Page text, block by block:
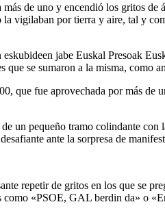
de uno y encendió los gritos
vigilaban por tierra y aire, tal y
jabe Euskal Presoak
se sumaron a la misma, como
fue aprovechada por más de
un pequeño tramo colindante
ante la sorpresa de
repetir de gritos en los que se
como «PSOE, GAL berdin da» o